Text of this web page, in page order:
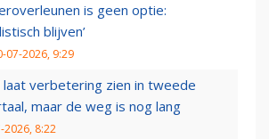
is geen optie:
blijven’
07-2026, 9:29
laat verbetering zien in tweede
maar de weg is nog lang
2026, 8:22